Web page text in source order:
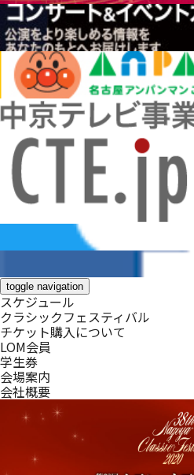
toggle navigation
スケジュール
クラシックフェスティバル
チケット購入について
LOM会員
学生券
会場案内
会社概要